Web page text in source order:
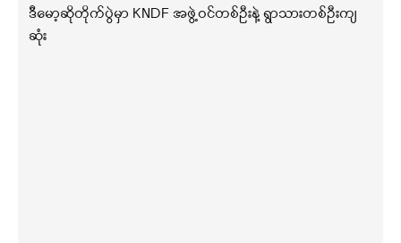
ဒီမော့ဆိုတိုက်ပွဲမှာ KNDF အဖွဲ့ဝင်တစ်ဦးနဲ့ ရွာသားတစ်ဦးကျ
ဆုံး